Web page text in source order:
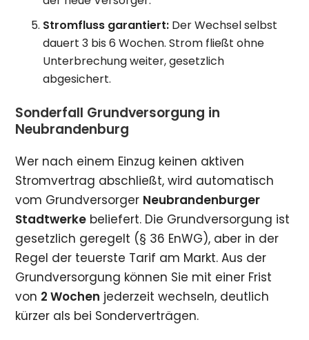
Stromfluss garantiert: Der Wechsel selbst
dauert 3 bis 6 Wochen. Strom fließt ohne
Unterbrechung weiter, gesetzlich
abgesichert.
Sonderfall Grundversorgung in
Neubrandenburg
Wer nach einem Einzug keinen aktiven
Stromvertrag abschließt, wird automatisch
vom Grundversorger Neubrandenburger
Stadtwerke beliefert. Die Grundversorgung ist
gesetzlich geregelt (§ 36 EnWG), aber in der
Regel der teuerste Tarif am Markt. Aus der
Grundversorgung können Sie mit einer Frist
von 2 Wochen jederzeit wechseln, deutlich
kürzer als bei Sonderverträgen.